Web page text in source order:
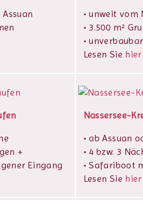
• unweit vom
• 3.500 m²
•
Lesen Sie hier
+
Eingang
Nassersee-
• ab Assuan
• 4 bzw. 3
• Safariboot
Lesen Sie hier